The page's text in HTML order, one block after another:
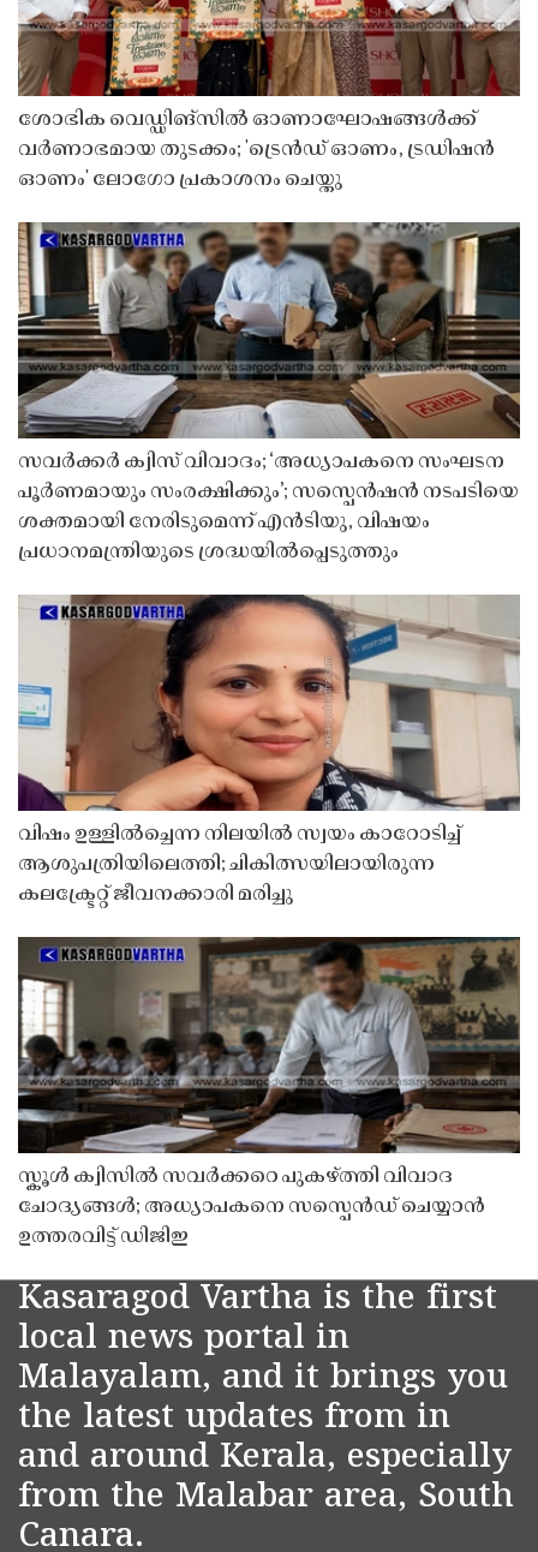
ശോഭിക വെഡ്ഡിങ്സിൽ ഓണാഘോഷങ്ങൾക്ക്
വർണാഭമായ തുടക്കം; 'ട്രെൻഡ് ഓണം, ട്രഡിഷൻ
ഓണം' ലോഗോ പ്രകാശനം ചെയ്തു
സവർക്കർ ക്വിസ് വിവാദം; ‘അധ്യാപകനെ സംഘടന
പൂർണമായും സംരക്ഷിക്കും’; സസ്പെൻഷൻ നടപടിയെ
ശക്തമായി നേരിടുമെന്ന് എൻടിയു, വിഷയം
പ്രധാനമന്ത്രിയുടെ ശ്രദ്ധയിൽപ്പെടുത്തും
വിഷം ഉള്ളിൽച്ചെന്ന നിലയിൽ സ്വയം കാറോടിച്ച്
ആശുപത്രിയിലെത്തി; ചികിത്സയിലായിരുന്ന
കലക്ട്രേറ്റ് ജീവനക്കാരി മരിച്ചു
സ്കൂൾ ക്വിസിൽ സവർക്കറെ പുകഴ്ത്തി വിവാദ
ചോദ്യങ്ങൾ; അധ്യാപകനെ സസ്പെൻഡ് ചെയ്യാൻ
ഉത്തരവിട്ട് ഡിജിഇ
Kasaragod Vartha is the first
local news portal in
Malayalam, and it brings you
the latest updates from in
and around Kerala, especially
from the Malabar area, South
Canara.